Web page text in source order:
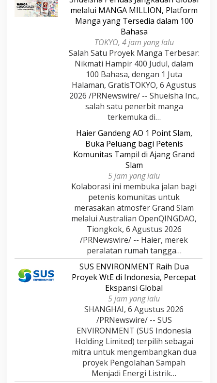
melalui MANGA MILLION, Platform
Manga yang Tersedia dalam 100
Bahasa
TOKYO, 4 jam yang lalu
Salah Satu Proyek Manga Terbesar:
Nikmati Hampir 400 Judul, dalam
100 Bahasa, dengan 1 Juta
Halaman, GratisTOKYO, 6 Agustus
2026 /PRNewswire/ -- Shueisha Inc.,
salah satu penerbit manga
terkemuka di…
Haier Gandeng AO 1 Point Slam,
Buka Peluang bagi Petenis
Komunitas Tampil di Ajang Grand
Slam
5 jam yang lalu
Kolaborasi ini membuka jalan bagi
petenis komunitas untuk
merasakan atmosfer Grand Slam
melalui Australian OpenQINGDAO,
Tiongkok, 6 Agustus 2026
/PRNewswire/ -- Haier, merek
peralatan rumah tangga…
SUS ENVIRONMENT Raih Dua
Proyek WtE di Indonesia, Percepat
Ekspansi Global
5 jam yang lalu
SHANGHAI, 6 Agustus 2026
/PRNewswire/ -- SUS
ENVIRONMENT (SUS Indonesia
Holding Limited) terpilih sebagai
mitra untuk mengembangkan dua
proyek Pengolahan Sampah
Menjadi Energi Listrik…